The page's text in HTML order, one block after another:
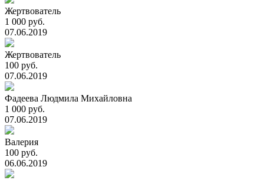
Жертвователь
1 000 руб.
07.06.2019
Жертвователь
100 руб.
07.06.2019
Фадеева Людмила Михайловна
1 000 руб.
07.06.2019
Валерия
100 руб.
06.06.2019